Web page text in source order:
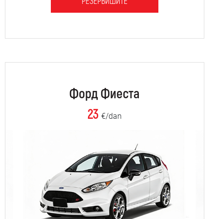
Форд Фиеста
23 €/dan